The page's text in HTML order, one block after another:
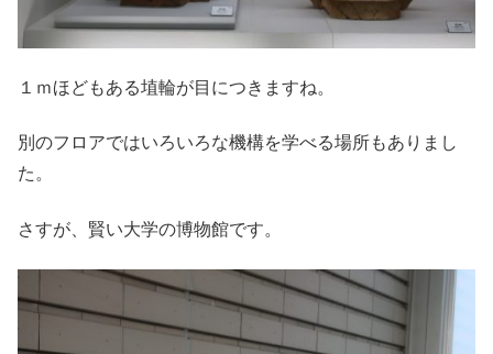
１ｍほどもある埴輪が目につきますね。
別のフロアではいろいろな機構を学べる場所もありまし
た。
さすが、賢い大学の博物館です。